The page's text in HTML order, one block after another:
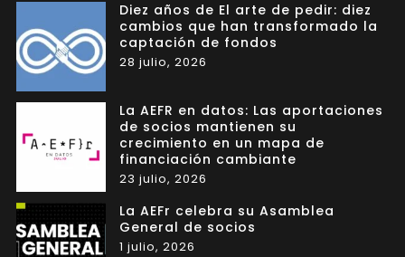
Diez años de El arte de pedir: diez
cambios que han transformado la
captación de fondos
28 julio, 2026
La AEFR en datos: Las aportaciones
de socios mantienen su
crecimiento en un mapa de
financiación cambiante
23 julio, 2026
La AEFr celebra su Asamblea
General de socios
1 julio, 2026